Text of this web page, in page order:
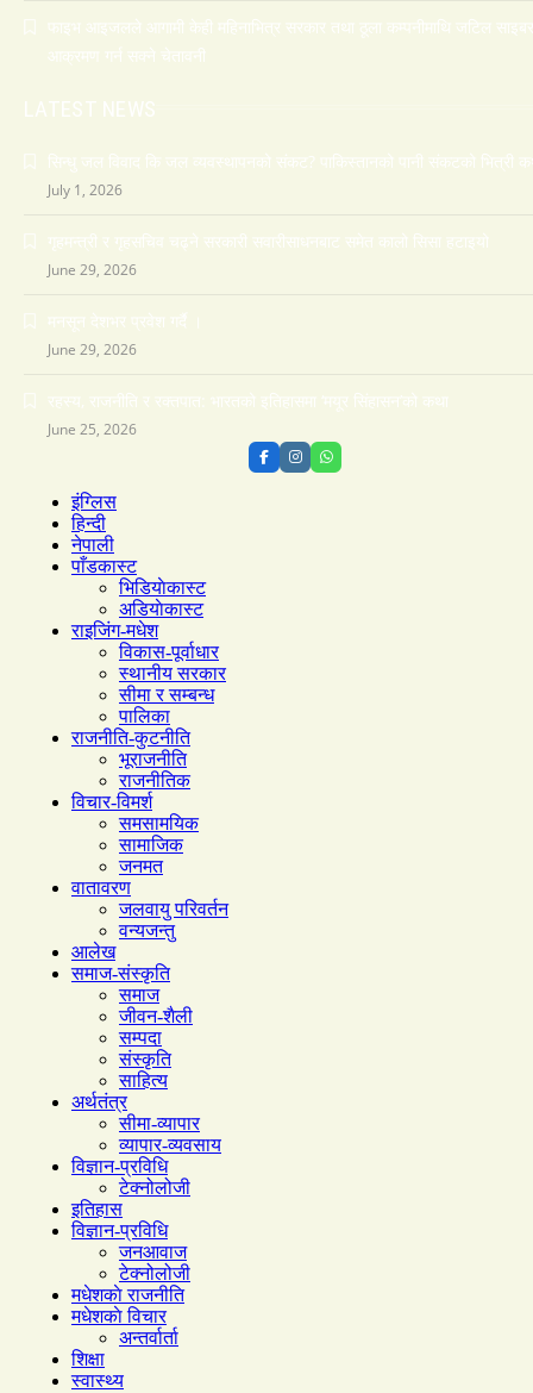
फाइभ आइजलले आगामी केही महिनाभित्र सरकार तथा ठूला कम्पनीमाथि जटिल साइबर
आक्रमण गर्न सक्ने चेतावनी
LATEST NEWS
सिन्धु जल विवाद कि जल व्यवस्थापनको संकट? पाकिस्तानको पानी संकटको भित्री
July 1, 2026
गृहमन्त्री र गृहसचिव चढ्ने सरकारी सवारीसाधनबाट समेत कालो सिसा हटाइयो
June 29, 2026
मनसून देशभर प्रवेश गर्दै ।
June 29, 2026
रहस्य, राजनीति र रक्तपात: भारतको इतिहासमा ‘मयूर सिंहासन’को कथा
June 25, 2026
इंग्लिस
हिन्दी
नेपाली
पाँडकास्ट
भिडियाेकास्ट
अडियाेकास्ट
राइजिंग-मधेश
विकास-पूर्वाधार
स्थानीय सरकार
सीमा र सम्बन्ध
पालिका
राजनीति-कुटनीति
भूराजनीति
राजनीतिक
विचार-विमर्श
समसामयिक
सामाजिक
जनमत
वातावरण
जलवायु परिवर्तन
वन्यजन्तु
आलेख
समाज-संस्कृति
समाज
जीवन-शैली
सम्पदा
संस्कृति
साहित्य
अर्थतंत्र
सीमा-व्यापार
व्यापार-व्यवसाय
विज्ञान-प्रविधि
टेक्नोलोजी
इतिहास
विज्ञान-प्रविधि
जनआवाज
टेक्नोलोजी
मधेशकाे राजनीति
मधेशकाे विचार
अन्तर्वार्ता
शिक्षा
स्वास्थ्य